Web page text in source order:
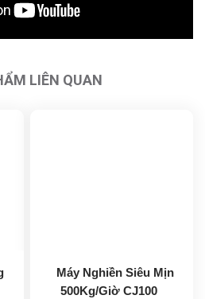
LIÊN QUAN
Máy Nghiền Siêu Mịn
500Kg/Giờ CJ100